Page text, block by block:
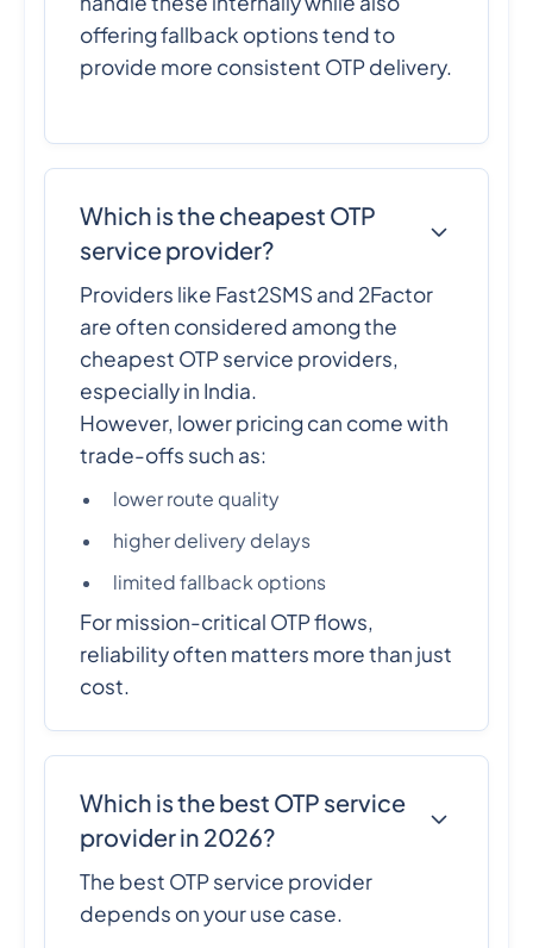
offering fallback options tend to
provide more consistent OTP delivery.
Which is the cheapest OTP
service provider?
Providers like Fast2SMS and 2Factor
are often considered among the
cheapest OTP service providers,
especially in India.
However, lower pricing can come with
trade-offs such as:
lower route quality
higher delivery delays
limited fallback options
For mission-critical OTP flows,
reliability often matters more than just
cost.
Which is the best OTP service
provider in 2026?
The best OTP service provider
depends on your use case.